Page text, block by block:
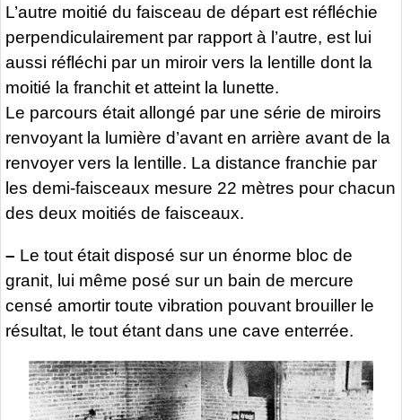
L’autre moitié du faisceau de départ est réfléchie
perpendiculairement par rapport à l’autre, est lui
aussi réfléchi par un miroir vers la lentille dont la
moitié la franchit et atteint la lunette.
Le parcours était allongé par une série de miroirs
renvoyant la lumière d’avant en arrière avant de la
renvoyer vers la lentille. La distance franchie par
les demi-faisceaux mesure 22 mètres pour chacun
des deux moitiés de faisceaux.
– Le tout était disposé sur un énorme bloc de
granit, lui même posé sur un bain de mercure
censé amortir toute vibration pouvant brouiller le
résultat, le tout étant dans une cave enterrée.